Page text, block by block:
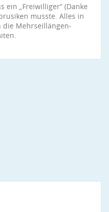
ein „Freiwilliger“ (Danke
musste. Alles in
die Mehrseillängen-